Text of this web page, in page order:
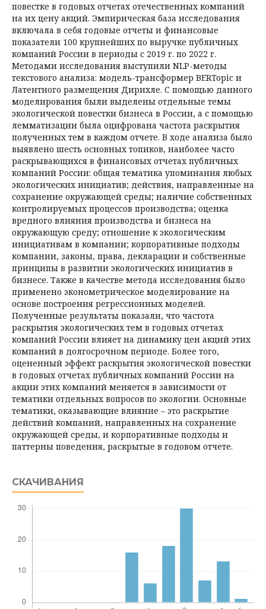
повестке в годовых отчетах отечественных компаний
на их цену акций. Эмпирическая база исследования
включала в себя годовые отчеты и финансовые
показатели 100 крупнейших по выручке публичных
компаний России в периоды с 2019 г. по 2022 г.
Методами исследования выступили NLP-методы
текстового анализа: модель-трансформер BERTopic и
Латентного размещения Дирихле. С помощью данного
моделирования были выделены отдельные темы
экологической повестки бизнеса в России, а с помощью
лемматизации была оцифрована частота раскрытия
полученных тем в каждом отчете. В ходе анализа было
выявлено шесть основных топиков, наиболее часто
раскрывающихся в финансовых отчетах публичных
компаний России: общая тематика упоминания любых
экологических инициатив; действия, направленные на
сохранение окружающей среды; наличие собственных
контролируемых процессов производства; оценка
вредного влияния производства и бизнеса на
окружающую среду; отношение к экологическим
инициативам в компании; корпоративные подходы
компании, законы, права, декларации и собственные
принципы в развитии экологических инициатив в
бизнесе. Также в качестве метода исследования было
применено эконометрическое моделирование на
основе построения регрессионных моделей.
Полученные результаты показали, что частота
раскрытия экологических тем в годовых отчетах
компаний России влияет на динамику цен акций этих
компаний в долгосрочном периоде. Более того,
оцененный эффект раскрытия экологической повестки
в годовых отчетах публичных компаний России на
акции этих компаний меняется в зависимости от
тематики отдельных вопросов по экологии. Основные
тематики, оказывающие влияние – это раскрытие
действий компаний, направленных на сохранение
окружающей среды, и корпоративные подходы и
паттерны поведения, раскрытые в годовом отчете.
СКАЧИВАНИЯ